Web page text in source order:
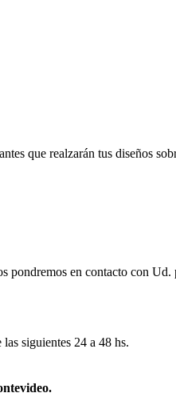
que realzarán tus diseños
pondremos en contacto con
siguientes 24 a 48 hs.